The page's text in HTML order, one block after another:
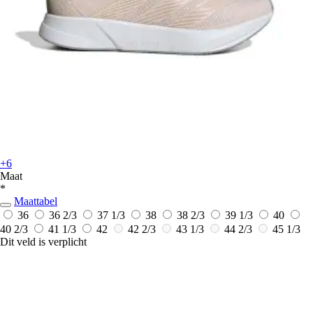
+6
Maat
*
Maattabel
36
36 2/3 37 1/3 38 38 2/3 39 1/3
40
40 2/3
41 1/3 42 42 2/3 43 1/3 44 2/3
45 1/3
Dit veld is verplicht